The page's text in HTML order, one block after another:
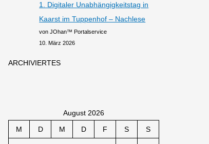
1. Digitaler Unabhängigkeitstag in
Kaarst im Tuppenhof – Nachlese
von JOhan™ Portalservice
10. März 2026
ARCHIVIERTES
August 2026
M
D M D F S S